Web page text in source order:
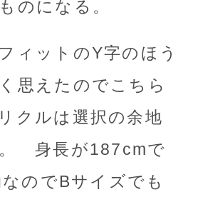
のになる。
ィットのY字のほう
思えたのでこちら
クルは選択の余地
身長が187cmで
のでBサイズでも